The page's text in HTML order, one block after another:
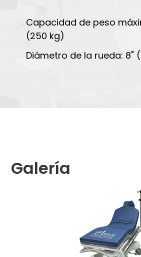
Capacidad de peso
(250 kg)
Diámetro de la rueda: 8"
Galería